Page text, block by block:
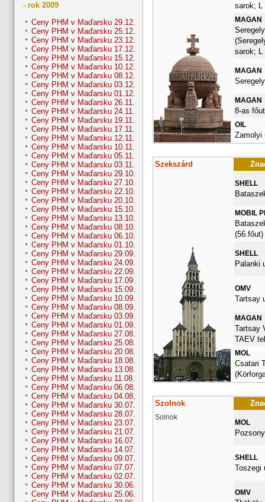
- rok 2009
Ceny PHM v Maďarsku 29.12.
Ceny PHM v Maďarsku 25.12.
Ceny PHM v Maďarsku 23.12.
Ceny PHM v Maďarsku 17.12.
Ceny PHM v Maďarsku 15.12.
Ceny PHM v Maďarsku 10.12.
Ceny PHM v Maďarsku 08.12.
Ceny PHM v Maďarsku 03.12.
Ceny PHM v Maďarsku 01.12.
Ceny PHM v Maďarsku 26.11.
Ceny PHM v Maďarsku 24.11.
Ceny PHM v Maďarsku 19.11.
Ceny PHM v Maďarsku 17.11.
Ceny PHM v Maďarsku 12.11.
Ceny PHM v Maďarsku 10.11.
Ceny PHM v Maďarsku 05.11.
Ceny PHM v Maďarsku 03.11.
Ceny PHM v Maďarsku 29.10.
Ceny PHM v Maďarsku 27.10.
Ceny PHM v Maďarsku 22.10.
Ceny PHM v Maďarsku 20.10.
Ceny PHM v Maďarsku 15.10.
Ceny PHM v Maďarsku 13.10.
Ceny PHM v Maďarsku 08.10.
Ceny PHM v Maďarsku 06.10.
Ceny PHM v Maďarsku 01.10.
Ceny PHM v Maďarsku 29.09.
Ceny PHM v Maďarsku 24.09.
Ceny PHM v Maďarsku 22.09.
Ceny PHM v Maďarsku 17.09.
Ceny PHM v Maďarsku 15.09.
Ceny PHM v Maďarsku 10.09.
Ceny PHM v Maďarsku 08.09.
Ceny PHM v Maďarsku 03.09.
Ceny PHM v Maďarsku 01.09.
Ceny PHM v Maďarsku 27.08.
Ceny PHM v Maďarsku 25.08.
Ceny PHM v Maďarsku 20.08.
Ceny PHM v Maďarsku 18.08.
Ceny PHM v Maďarsku 13.08.
Ceny PHM v Maďarsku 11.08.
Ceny PHM v Maďarsku 06.08.
Ceny PHM v Maďarsku 04.08.
Ceny PHM v Maďarsku 30.07.
Ceny PHM v Maďarsku 28.07.
Ceny PHM v Maďarsku 23.07.
Ceny PHM v Maďarsku 21.07.
Ceny PHM v Maďarsku 16.07.
Ceny PHM v Maďarsku 14.07.
Ceny PHM v Maďarsku 09.07.
Ceny PHM v Maďarsku 07.07.
Ceny PHM v Maďarsku 02.07.
Ceny PHM v Maďarsku 30.06.
Ceny PHM v Maďarsku 25.06.
sarok; L
MAGAN
sarok; L
MAGAN
MAGAN
8-as
OIL
Zamolyi
Szekszárd
SHELL
MOBIL
(56.főut)
SHELL
Palanki
OMV
Tartsay
MAGAN
Tartsay
TAEV
MOL
Csatari
Szolnok
Solnok
MOL
SHELL
Toszegi
OMV